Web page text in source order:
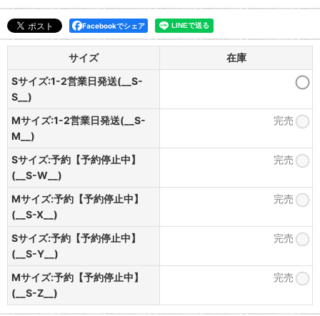
Facebookでシェア
サイズ
在庫
Sサイズ:1-2営業日発送(__S-
S__)
Mサイズ:1-2営業日発送(__S-
M__)
完売
Sサイズ:予約【予約停止中】
(__S-W__)
完売
Mサイズ:予約【予約停止中】
(__S-X__)
完売
Sサイズ:予約【予約停止中】
(__S-Y__)
完売
Mサイズ:予約【予約停止中】
(__S-Z__)
完売